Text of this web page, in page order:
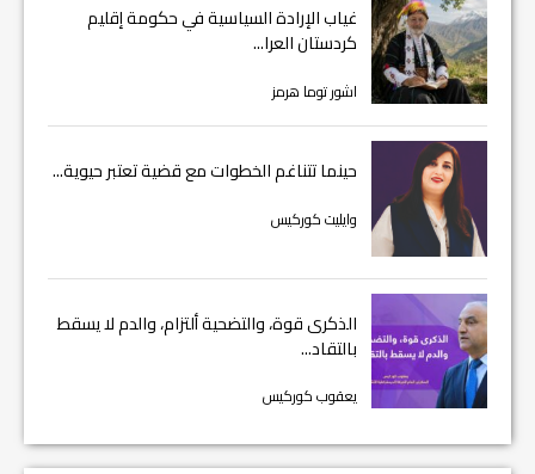
غياب الإرادة السياسية في حكومة إقليم
كردستان العرا...
اشور توما هرمز
حينما تتناغم الخطوات مع قضية تعتبر حيوية...
وايليت كوركيس
الذكرى قوة، والتضحية ألتزام، والدم لا يسقط
بالتقاد...
يعقوب كوركيس